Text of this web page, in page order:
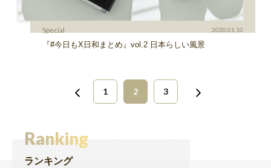
Special 2020.01.10
『#今日もX日和まとめ』vol.2 日本らしい風景
1 2 3
Ranking
ランキング